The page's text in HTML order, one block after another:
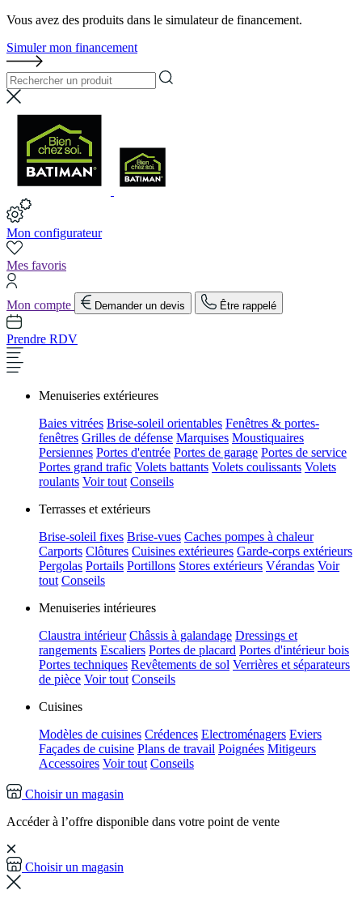
Vous avez des produits dans le simulateur de financement.
Simuler mon financement
Mon configurateur
Mes favoris
Mon compte Demander un devis Être rappelé
Prendre RDV
Menuiseries extérieures
Baies vitrées Brise-soleil orientables Fenêtres & portes-
fenêtres Grilles de défense Marquises Moustiquaires
Persiennes Portes d'entrée Portes de garage Portes de service
Portes grand trafic Volets battants Volets coulissants Volets
roulants Voir tout Conseils
Terrasses et extérieurs
Brise-soleil fixes Brise-vues Caches pompes à chaleur
Carports Clôtures Cuisines extérieures Garde-corps extérieurs
Pergolas Portails Portillons Stores extérieurs Vérandas Voir
tout Conseils
Menuiseries intérieures
Claustra intérieur Châssis à galandage Dressings et
rangements Escaliers Portes de placard Portes d'intérieur bois
Portes techniques Revêtements de sol Verrières et séparateurs
de pièce Voir tout Conseils
Cuisines
Modèles de cuisines Crédences Electroménagers Eviers
Façades de cuisine Plans de travail Poignées Mitigeurs
Accessoires Voir tout Conseils
Choisir un magasin
Accéder à l’offre disponible dans votre point de vente
Choisir un magasin